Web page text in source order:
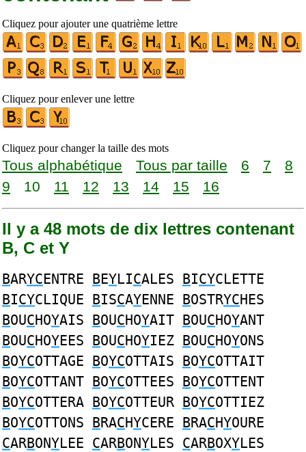
Cliquez pour ajouter une quatrième lettre
Cliquez pour enlever une lettre
Cliquez pour changer la taille des mots
Tous alphabétique Tous par taille 6 7
8
9
10 11 12 13 14 15 16
Il y a 48 mots de dix lettres contenant
B, C et Y
BARYCENTRE BEYLICALES BICYCLETTE
BICYCLIQUE BISCAYENNE BOSTRYCHES
BOUCHOYAIS BOUCHOYAIT BOUCHOYANT
BOUCHOYEES BOUCHOYIEZ BOUCHOYONS
BOYCOTTAGE BOYCOTTAIS BOYCOTTAIT
BOYCOTTANT BOYCOTTEES BOYCOTTENT
BOYCOTTERA BOYCOTTEUR BOYCOTTIEZ
BOYCOTTONS BRACHYCERE BRACHYOURE
CARBONYLEE CARBONYLES CARBOXYLES